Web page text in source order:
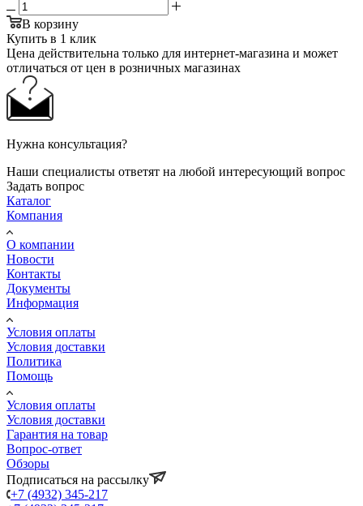
В корзину
Купить в 1 клик
Цена действительна только для интернет-магазина и может
отличаться от цен в розничных магазинах
Нужна консультация?
Наши специалисты ответят на любой интересующий вопрос
Задать вопрос
Каталог
Компания
О компании
Новости
Контакты
Документы
Информация
Условия оплаты
Условия доставки
Политика
Помощь
Условия оплаты
Условия доставки
Гарантия на товар
Вопрос-ответ
Обзоры
Подписаться на рассылку
+7 (4932) 345-217